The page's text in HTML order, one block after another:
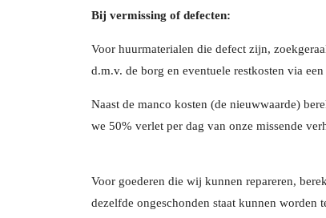
Bij vermissing of defecten:
Voor huurmaterialen die defect zijn,
d.m.v. de borg en eventuele restkosten via
Naast de manco kosten (de nieuwwaarde)
we 50% verlet per dag van onze missende
Voor goederen die wij kunnen repareren,
dezelfde ongeschonden staat kunnen worden